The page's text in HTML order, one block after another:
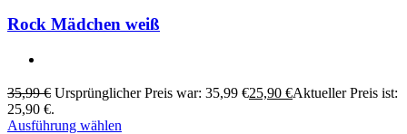
Rock Mädchen weiß
35,99€ Ursprünglicher Preis war: 35,99 €25,90 €Aktueller Preis ist:
25,90 €.
Ausführung wählen